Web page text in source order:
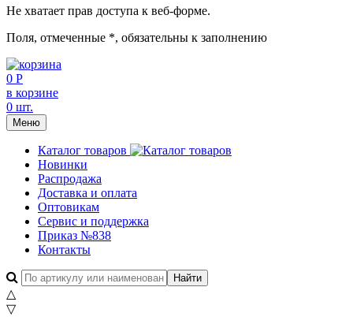
Не хватает прав доступа к веб-форме.
Поля, отмеченные *, обязательны к заполнению
0 Р
в корзине
0 шт.
Меню
Каталог товаров
Новинки
Распродажа
Доставка и оплата
Оптовикам
Сервис и поддержка
Приказ №838
Контакты
△
▽